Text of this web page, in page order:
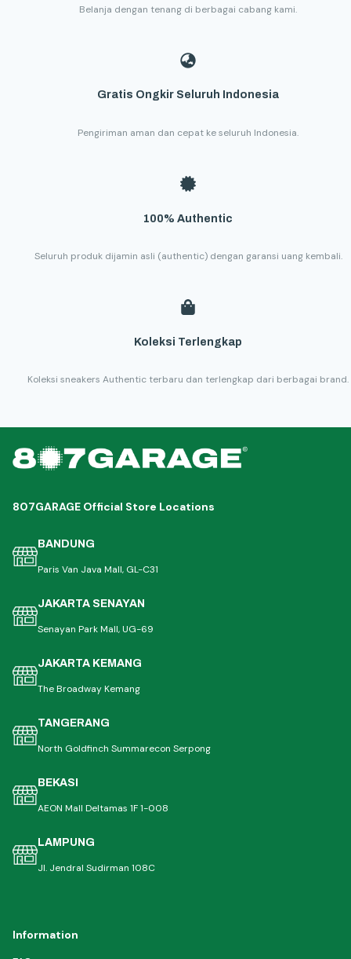
Belanja dengan tenang di berbagai cabang kami.
Gratis Ongkir Seluruh Indonesia
Pengiriman aman dan cepat ke seluruh Indonesia.
100% Authentic
Seluruh produk dijamin asli (authentic) dengan garansi uang kembali.
Koleksi Terlengkap
Koleksi sneakers Authentic terbaru dan terlengkap dari berbagai brand.
807GARAGE Official Store Locations
BANDUNG
Paris Van Java Mall, GL-C31
JAKARTA SENAYAN
Senayan Park Mall, UG-69
JAKARTA KEMANG
The Broadway Kemang
TANGERANG
North Goldfinch Summarecon Serpong
BEKASI
AEON Mall Deltamas 1F 1-008
LAMPUNG
Jl. Jendral Sudirman 108C
Information